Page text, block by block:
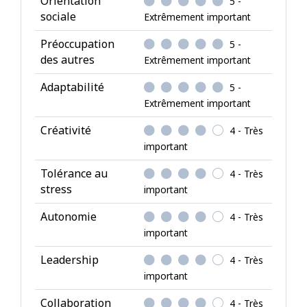
r
i
b
u
s
p
e
r
o
n
n
e
s
sociale
Extrêmement important
Préoccupation
des autres
5 -
Extrêmement important
Adaptabilité
5 -
Extrêmement important
Créativité
4 - Très
important
Tolérance au
stress
4 - Très
important
Autonomie
4 - Très
important
Leadership
4 - Très
important
Collaboration
4 - Très